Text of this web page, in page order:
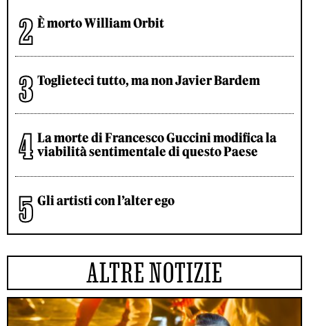
È morto William Orbit
Toglieteci tutto, ma non Javier Bardem
La morte di Francesco Guccini modifica la
viabilità sentimentale di questo Paese
Gli artisti con l’alter ego
ALTRE NOTIZIE